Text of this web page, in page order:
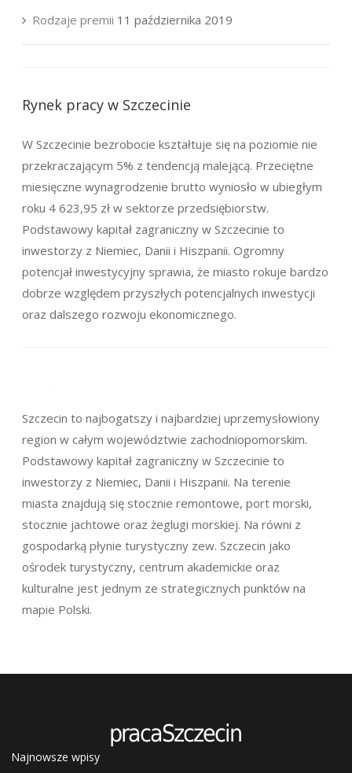
Rodzaje premii 11 października 2019
Rynek pracy w Szczecinie
W Szczecinie bezrobocie kształtuje się na poziomie nie
przekraczającym 5% z tendencją malejącą. Przeciętne
miesięczne wynagrodzenie brutto wyniosło w ubiegłym
roku 4 623,95 zł w sektorze przedsiębiorstw.
Podstawowy kapitał zagraniczny w Szczecinie to
inwestorzy z Niemiec, Danii i Hiszpanii. Ogromny
potencjał inwestycyjny sprawia, że miasto rokuje bardzo
dobrze względem przyszłych potencjalnych inwestycji
oraz dalszego rozwoju ekonomicznego.
Szczecin to najbogatszy i najbardziej uprzemysłowiony
region w całym województwie zachodniopomorskim.
Podstawowy kapitał zagraniczny w Szczecinie to
inwestorzy z Niemiec, Danii i Hiszpanii. Na terenie
miasta znajdują się stocznie remontowe, port morski,
stocznie jachtowe oraz żeglugi morskiej. Na równi z
gospodarką płynie turystyczny zew. Szczecin jako
ośrodek turystyczny, centrum akademickie oraz
kulturalne jest jednym ze strategicznych punktów na
mapie Polski.
Najnowsze wpisy